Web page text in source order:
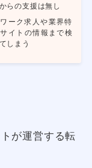
らの支援は無し
ーク求人や業界特
イトの情報まで検
しまう
が運営する転